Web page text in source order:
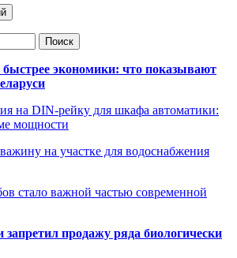
быстрее экономики: что показывают
на DIN-рейку для шкафа автоматики:
мощности
на участке для водоснабжения
стало важной частью современной
продажу ряда биологически